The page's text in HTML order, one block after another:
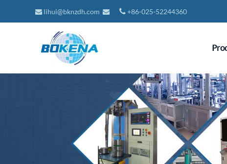
lihui@bknzdh.com +86-025-52244360